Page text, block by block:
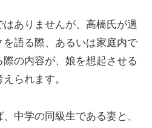
ありませんが、高橋氏が過
語る際、あるいは家庭内で
の内容が、娘を想起させる
られます。
中学の同級生である妻と、